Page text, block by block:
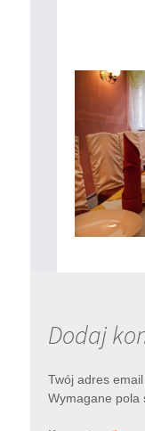
Dodaj
Twój adres
Wymagane pola